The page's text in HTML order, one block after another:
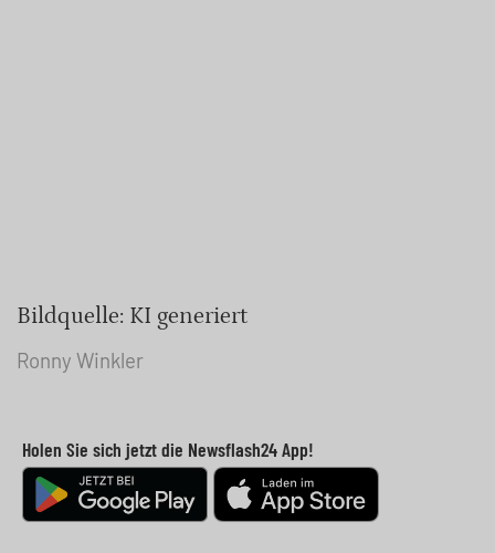
Bildquelle: KI generiert
Ronny Winkler
Holen Sie sich jetzt die Newsflash24 App!